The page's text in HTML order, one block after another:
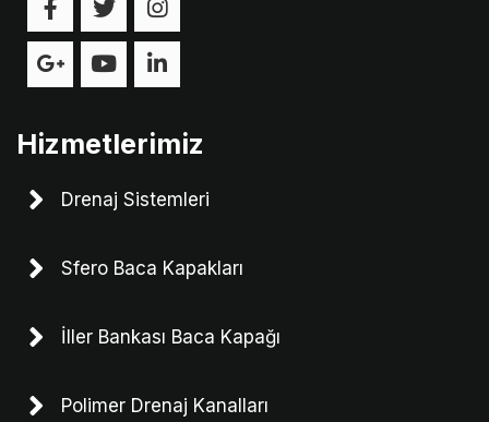
Hizmetlerimiz
Drenaj Sistemleri
Sfero Baca Kapakları
İller Bankası Baca Kapağı
Polimer Drenaj Kanalları